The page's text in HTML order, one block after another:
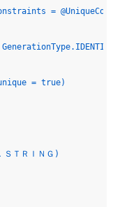
=
= true)
ＳＴＲＩＮＧ)